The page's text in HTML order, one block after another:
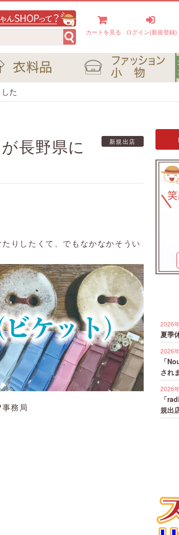
カートを見る ログイン(新規登録)
た
新規出店
長野県に
りしたくて、でもなかなかそうい
務局
2026
夏季
2026
「
され
2026
「
規出